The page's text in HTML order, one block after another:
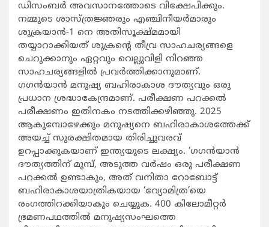
ഡിസംബര്‍ അവസാനത്തോടെ വിക്ഷേപിക്കും.
നമ്മുടെ ശാസ്ത്രജ്ഞരും എഞ്ചിനീയര്‍മാരും
ശുക്രയാന്‍-1 നെ അതിസൂക്ഷ്മമായി
തയ്യാറാക്കിയത് ശുക്രന്റെ തീവ്ര സാഹചര്യങ്ങളെ
ചെറുക്കാനും ഏറ്റവും വെല്ലുവിളി നിറഞ്ഞ
സാഹചര്യങ്ങളില്‍ പ്രവര്‍ത്തിക്കാനുമാണ്.
ഗഗന്‍യാന്‍ മനുഷ്യ ബഹിരാകാശ ദൗത്യവും ഒരു
പ്രധാന ശ്രദ്ധാകേന്ദ്രമാണ്. പരീക്ഷണ പറക്കല്‍
പരീക്ഷണം ഇതിനകം നടത്തിക്കഴിഞ്ഞു. 2025
ആകുമ്പോഴേക്കും മനുഷ്യനെ ബഹിരാകാശത്തേക്ക്
അയച്ച് സുരക്ഷിതമായ തിരിച്ചുവരവ്
ഉറപ്പാക്കുകയാണ് ഇന്ത്യയുടെ ലക്ഷ്യം. ‘ഗഗന്‍യാന്‍
ദൗത്യത്തിന് മുമ്പ്, അടുത്ത വര്‍ഷം ഒരു പരീക്ഷണ
പറക്കല്‍ ഉണ്ടാകും, അത് വനിതാ റോബോട്ട്
ബഹിരാകാശയാത്രികയായ ‘വ്യോമിത്ര’യെ
രംഗത്തിറക്കിയാകും ചെയ്യുക. 400 കിലോമീറ്റര്‍
ഭ്രമണപഥത്തില്‍ മനുഷ്യസംഘത്തെ